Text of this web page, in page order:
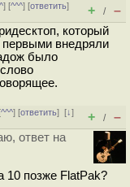
] [^^^] [ответить]
+ / –
который
первыми внедряли
было
^^^] [ответить][↓]
+ / –
ответ на
10 позже FlatPak?